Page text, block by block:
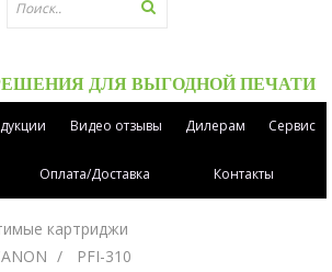
ДЛЯ ВЫГОДНОЙ ПЕЧАТИ
Видео отзывы Дилерам Сервис
Оплата/Доставка Контакты
картриджи
PFI-310